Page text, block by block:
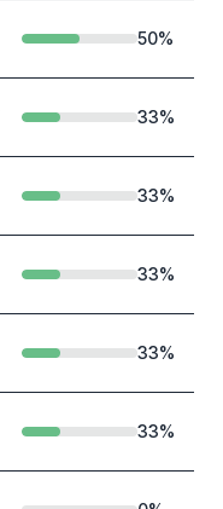
50%
33%
33%
33%
33%
33%